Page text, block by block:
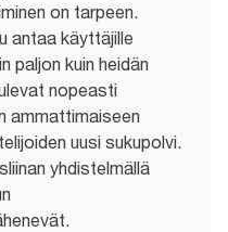
on tarpeen.
antaa käyttäjille
paljon kuin heidän
nopeasti
ammattimaiseen
uusi sukupolvi.
yhdistelmällä